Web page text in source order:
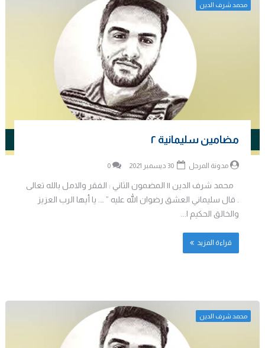
محمد شرف الدين
مضامين سليمانية ٢
مدونة المرجل 0
محمد شرف الدين || المضمون الثاني : الفقر والامل بالله تعالى
. قال سليماني العشق رضوان الله عليه ” …. يا أيها الرب العزيز
والخالق الحكيم ا...
قراءة المزيد
محمد شرف الدين